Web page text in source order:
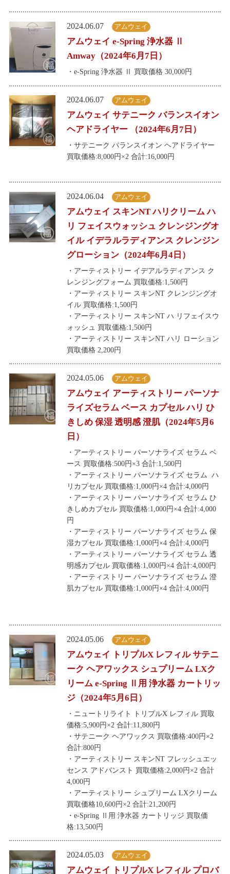
2024.06.07 アムウェイ
アムウェイ e-Spring 浄水器 Ⅱ
Amway（2024年6月7日）
・e-Spring 浄水器 Ⅱ 買取価格 30,000円
2024.06.07 アムウェイ
アムウェイ サテニーク バランスイオン
ヘアドライヤー （2024年6月7日）
・サテニーク バランスイオン ヘアドライヤー
買取価格:8,000円×2 合計:16,000円
2024.06.04 アムウェイ
アムウェイ スキンNT ハリクリーム ハ
リ フェイスウォッシュ クレンジングオ
イル イデラルラディアンス クレンジン
グローション（2024年6月4日）
・アーティストリー イデアルラディアンス ク
レンジングフォーム 買取価格:1,500円
・アーティストリー スキンNT クレンジングオ
イル 買取価格:1,500円
・アーティストリー スキンNT ハ リフェイスウ
ォッシュ 買取価格:1,500円
・アーティストリー スキンNT ハリ ローション
買取価格 2,200円
2024.05.06 アムウェイ
アムウェイ アーティストリー パーソナ
ライズセラム ベース カプセル ハリ ひ
きしめ 保湿 透明感 澄肌（2024年5月6
日）
・アーティストリー パーソナライズ セラム ベ
ース 買取価格:500円×3 合計:1,500円
・アーティストリー パーソナライズ セラム ハ
リカプセル 買取価格:1,000円×4 合計:4,000円
・アーティストリー パーソナライズ セラム ひ
きしめカプセル 買取価格:1,000円×4 合計:4,000
円
・アーティストリー パーソナライズ セラム 保
湿カプセル 買取価格:1,000円×4 合計:4,000円
・アーティストリー パーソナライズ セラム 透
明感カプセル 買取価格:1,000円×4 合計:4,000円
・アーティストリー パーソナライズ セラム 澄
肌カプセル 買取価格:1,000円×4 合計:4,000円
2024.05.06 アムウェイ
アムウェイ トリプルX レフィル サテニ
ーク ヘアワックス シュプリーム LXク
リーム e-Spring Ⅱ用 浄水器 カートリッ
ジ（2024年5月6日）
・ニュートリライト トリプルX レフィル 買取
価格:5,900円×2 合計:11,800円
・サテニーク ヘアワックス 買取価格:400円×2
合計:800円
・アーティストリー スキンNT フレッシュエッ
センス アドバンスト 買取価格:2,000円×2 合計
4,000円
・アーティストリー シュプリーム LXクリーム
買取価格10,600円×2 合計:21,200円
・e-Spring Ⅱ用 浄水器 カートリッジ 買取価
格:13,500円
2024.05.03 アムウェイ
アムウェイ トリプルX レフィル プロバ